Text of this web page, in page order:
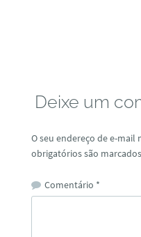
Deixe um
O seu endereço de e-mail
obrigatórios são
Comentário *